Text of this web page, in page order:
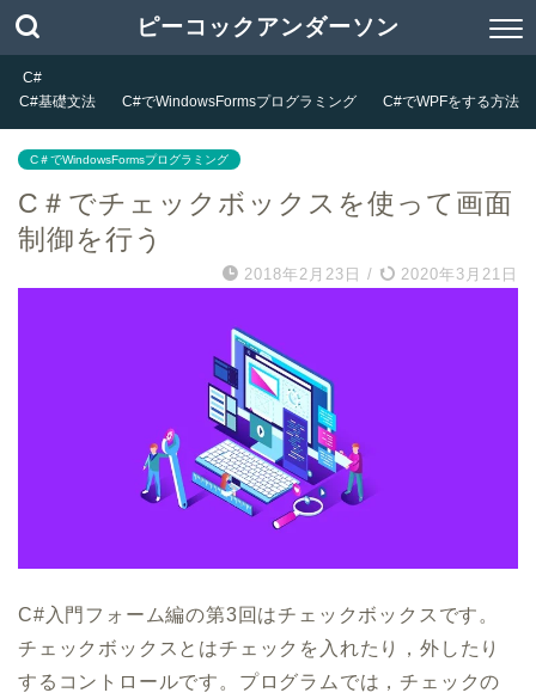
ピーコックアンダーソン
C#
C#基礎文法
C#でWindowsFormsプログラミング C#でWPFをする方法
C＃でWindowsFormsプログラミング
C＃でチェックボックスを使って画面
制御を行う
2018年2月23日 / 2020年3月21日
C#入門フォーム編の第3回はチェックボックスです。
チェックボックスとはチェックを入れたり，外したり
するコントロールです。プログラムでは，チェックの